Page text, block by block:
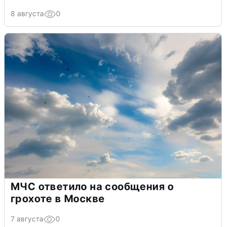
8 августа 0
МЧС ответило на сообщения о
грохоте в Москве
7 августа 0